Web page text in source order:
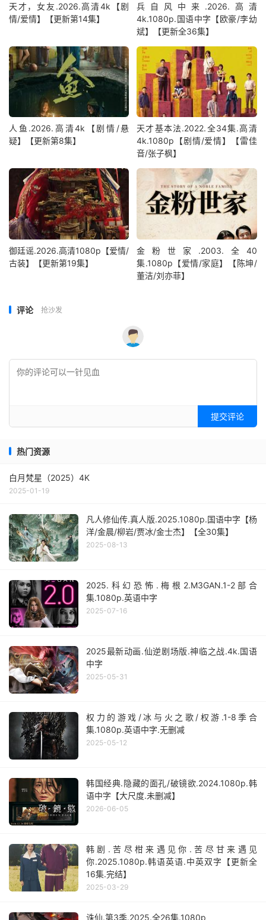
天才，女友.2026.高清4k【剧
情/爱情】【更新第14集】
兵自风中来‎.2026.高清
4k.1080p.国语中字【欧豪/李幼
斌】【更新全36集】
人鱼.2026.高清4k【剧情/悬
疑】【更新第8集】
天才基本法.2022.全34集.高清
4k.1080p【剧情/爱情】【雷佳
音/张子枫】
御廷谣.2026.高清1080p【爱情/
古装】【更新第19集】
金粉世家.2003.全40
集.1080p【爱情/家庭】【陈坤/
董洁/刘亦菲】
评论 抢沙发
提交评论
热门资源
白月梵星（2025）4K
2025-01-19
凡人修仙传.真人版.2025.1080p.国语中字【杨
洋/金晨/柳岩/贾冰/金士杰】【全30集】
2025-08-13
2025.科幻恐怖.梅根2.M3GAN.1-2部合
集.1080p.英语中字
2025-07-16
2025最新动画.仙逆剧场版.神临之战.4k.国语
中字
2025-05-31
权力的游戏/冰与火之歌/权游.1-8季合
集.1080p.英语中字.无删减
2025-05-12
韩国经典.隐藏的面孔/破镜欲.2024.1080p.韩
语中字【大尺度.未删减】
2026-06-05
韩剧.苦尽柑来遇见你.苦尽甘来遇见
你.2025.1080p.韩语英语.中英双字【更新全
16集.完结】
2025-03-29
诛仙.第3季.2025.全26集.1080p